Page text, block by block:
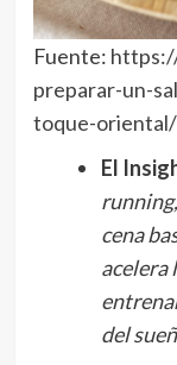
Fuente:
preparar-un-
toque-oriental/
El
cena
acelera
del